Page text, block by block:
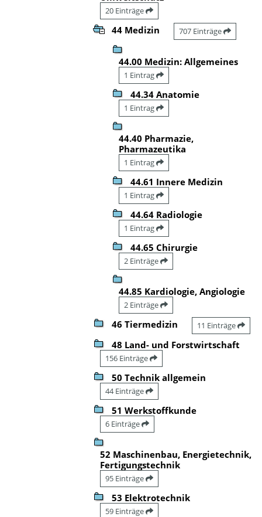
20 Einträge
44 Medizin 707 Einträge
44.00 Medizin: Allgemeines
1 Eintrag
44.34 Anatomie
1 Eintrag
44.40 Pharmazie,
Pharmazeutika
1 Eintrag
44.61 Innere Medizin
1 Eintrag
44.64 Radiologie
1 Eintrag
44.65 Chirurgie
2 Einträge
44.85 Kardiologie, Angiologie
2 Einträge
46 Tiermedizin 11 Einträge
48 Land- und Forstwirtschaft
156 Einträge
50 Technik allgemein
44 Einträge
51 Werkstoffkunde
6 Einträge
52 Maschinenbau, Energietechnik,
Fertigungstechnik
95 Einträge
53 Elektrotechnik
59 Einträge